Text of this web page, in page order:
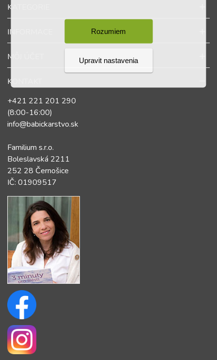
Rozumiem
Upravit nastavenia
KATEGORIE
INFORMACE
MÔJ ÚČET
KONTAKT
+421 221 201 290
(8:00-16:00)
info@babickarstvo.sk
Familium s.r.o.
Boleslavská 2211
252 28 Černošice
IČ: 01909517